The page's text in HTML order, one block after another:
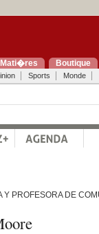
Mati�res Boutique
Sports Monde
Y PROFESORA DE